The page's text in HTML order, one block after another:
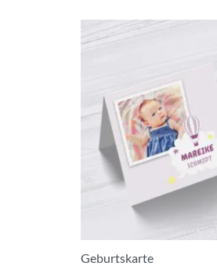
Geburtskarte